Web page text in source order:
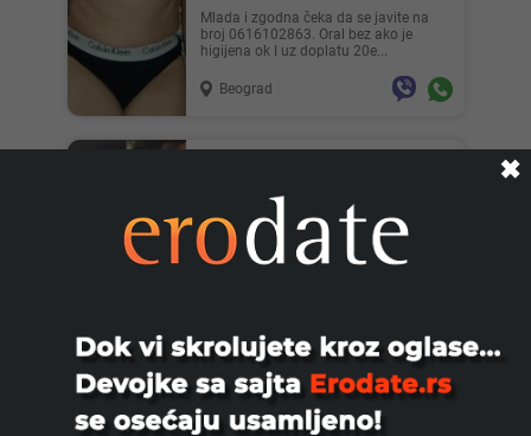
Mlada i zgodna čeka da se javite na
broj 0616102863. Oral bez ako je
higijena ok I uz doplatu 20e...
Beograd
raspoložena za druženje sa ozbiljnim
gospodinom. Slike lično moje. ...
Novi Sad
Crnka Za Druzenje, 25
CRNKA ZA DRUZENJE U SVOM
SMESTAJU SAMO POZIV SLIKE SU
LICNE
✖